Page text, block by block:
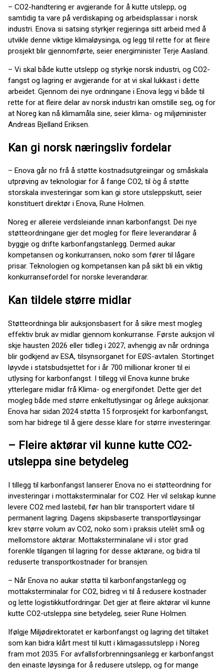
– CO2-handtering er avgjerande for å kutte utslepp, og
samtidig ta vare på verdiskaping og arbeidsplassar i norsk
industri. Enova si satsing styrkjer regjeringa sitt arbeid med å
utvikle denne viktige klimaløysinga, og legg til rette for at fleire
prosjekt blir gjennomførte, seier energiminister Terje Aasland.
– Vi skal både kutte utslepp og styrkje norsk industri, og CO2-
fangst og lagring er avgjerande for at vi skal lukkast i dette
arbeidet. Gjennom dei nye ordningane i Enova legg vi både til
rette for at fleire delar av norsk industri kan omstille seg, og for
at Noreg kan nå klimamåla sine, seier klima- og miljøminister
Andreas Bjelland Eriksen.
Kan gi norsk næringsliv fordelar
– Enova går no frå å støtte kostnadsutgreiingar og småskala
utprøving av teknologiar for å fange CO2, til òg å støtte
storskala investeringar som kan gi store utsleppskutt, seier
konstituert direktør i Enova, Rune Holmen.
Noreg er allereie verdsleiande innan karbonfangst. Dei nye
støtteordningane gjer det mogleg for fleire leverandørar å
byggje og drifte karbonfangstanlegg. Dermed aukar
kompetansen og konkurransen, noko som fører til lågare
prisar. Teknologien og kompetansen kan på sikt bli ein viktig
konkurransefordel for norske leverandørar.
Kan tildele større midlar
Støtteordninga blir auksjonsbasert for å sikre mest mogleg
effektiv bruk av midlar gjennom konkurranse. Første auksjon vil
skje hausten 2026 eller tidleg i 2027, avhengig av når ordninga
blir godkjend av ESA, tilsynsorganet for EØS-avtalen. Stortinget
løyvde i statsbudsjettet for i år 700 millionar kroner til ei
utlysing for karbonfangst. I tillegg vil Enova kunne bruke
ytterlegare midlar frå Klima- og energifondet. Dette gjer det
mogleg både med større enkeltutlysingar og årlege auksjonar.
Enova har sidan 2024 støtta 15 forprosjekt for karbonfangst,
som har bidrege til å gjere desse klare for større investeringar.
– Fleire aktørar vil kunne kutte CO2-
utsleppa sine betydeleg
I tillegg til karbonfangst lanserer Enova no ei støtteordning for
investeringar i mottaksterminalar for CO2. Her vil selskap kunne
levere CO2 med lastebil, før han blir transportert vidare til
permanent lagring. Dagens skipsbaserte transportløysingar
krev større volum av CO2, noko som i praksis utelèt små og
mellomstore aktørar. Mottaksterminalane vil i stor grad
forenkle tilgangen til lagring for desse aktørane, og bidra til
reduserte transportkostnader for bransjen.
– Når Enova no aukar støtta til karbonfangstanlegg og
mottaksterminalar for CO2, bidreg vi til å redusere kostnader
og lette logistikkutfordringar. Det gjer at fleire aktørar vil kunne
kutte CO2-utsleppa sine betydeleg, seier Rune Holmen.
Ifølgje Miljødirektoratet er karbonfangst og lagring det tiltaket
som kan bidra klårt mest til kutt i klimagassutslepp i Noreg
fram mot 2035. For avfallsforbrenningsanlegg er karbonfangst
den einaste løysinga for å redusere utslepp, og for mange